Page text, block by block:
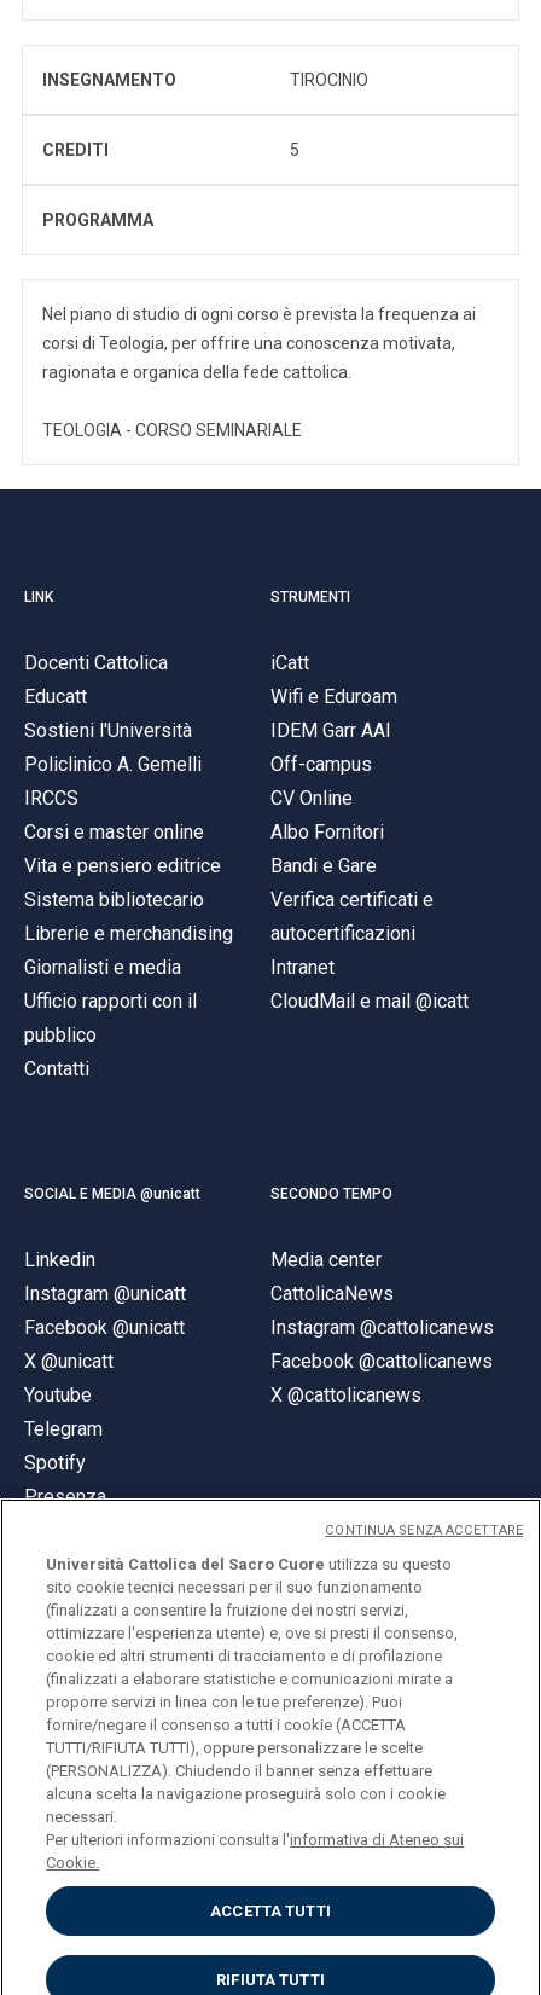
INSEGNAMENTO TIROCINIO
CREDITI 5
PROGRAMMA
Nel piano di studio di ogni corso è prevista la frequenza ai
corsi di Teologia, per offrire una conoscenza motivata,
ragionata e organica della fede cattolica.
TEOLOGIA - CORSO SEMINARIALE
LINK
Docenti Cattolica
Educatt
Sostieni l'Università
Policlinico A. Gemelli
IRCCS
Corsi e master online
Vita e pensiero editrice
Sistema bibliotecario
Librerie e merchandising
Giornalisti e media
Ufficio rapporti con il
pubblico
Contatti
STRUMENTI
iCatt
Wifi e Eduroam
IDEM Garr AAI
Off-campus
CV Online
Albo Fornitori
Bandi e Gare
Verifica certificati e
autocertificazioni
Intranet
CloudMail e mail @icatt
SOCIAL E MEDIA @unicatt
Linkedin
Instagram @unicatt
Facebook @unicatt
X @unicatt
Youtube
Telegram
Spotify
Presenza
SECONDO TEMPO
Media center
CattolicaNews
Instagram @cattolicanews
Facebook @cattolicanews
X @cattolicanews
© Università Cattolica del Sacro Cuore
Largo A. Gemelli 1, 20123 Milano
PI 02133120150
ENGLISH
Privacy
Accessibilità
Cookies
Università Cattolica del Sacro Cuore utilizza su questo
sito cookie tecnici necessari per il suo funzionamento
(finalizzati a consentire la fruizione dei nostri servizi,
ottimizzare l'esperienza utente) e, ove si presti il consenso,
cookie ed altri strumenti di tracciamento e di profilazione
(finalizzati a elaborare statistiche e comunicazioni mirate a
proporre servizi in linea con le tue preferenze). Puoi
fornire/negare il consenso a tutti i cookie (ACCETTA
TUTTI/RIFIUTA TUTTI), oppure personalizzare le scelte
(PERSONALIZZA). Chiudendo il banner senza effettuare
alcuna scelta la navigazione proseguirà solo con i cookie
necessari.
Per ulteriori informazioni consulta l'informativa di Ateneo sui
Cookie.
ACCETTA TUTTI
RIFIUTA TUTTI
CONTINUA SENZA ACCETTARE